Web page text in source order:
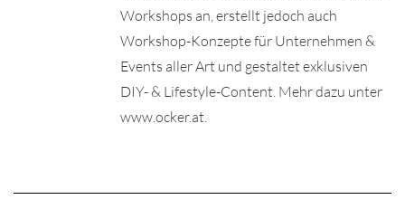
Workshops an, erstellt jedoch auch
Workshop-Konzepte für Unternehmen &
Events aller Art und gestaltet exklusiven
DIY- & Lifestyle-Content. Mehr dazu unter
www.ocker.at.